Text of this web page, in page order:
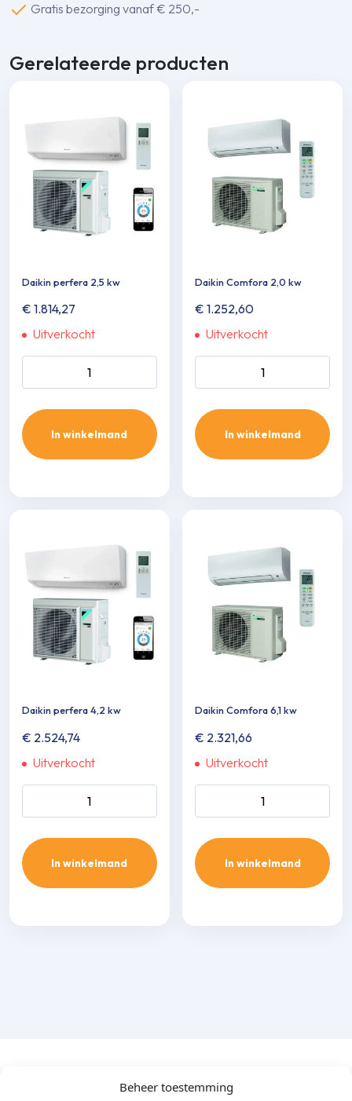
Beheer toestemming
Gratis bezorging vanaf € 250,-
Gerelateerde producten
Daikin perfera 2,5 kw
€ 1.814,27
Uitverkocht
Daikin perfera 2,5 kw aantal
In winkelmand
Daikin Comfora 2,0 kw
€ 1.252,60
Uitverkocht
Daikin Comfora 2,0 kw
In winkelmand
Daikin perfera 4,2 kw
€ 2.524,74
Uitverkocht
In winkelmand
Daikin Comfora 6,1 kw
€ 2.321,66
Uitverkocht
In winkelmand